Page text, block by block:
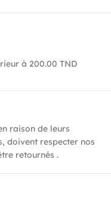
à 200.00 TND
raison de leurs
doivent respecter nos
retournés .